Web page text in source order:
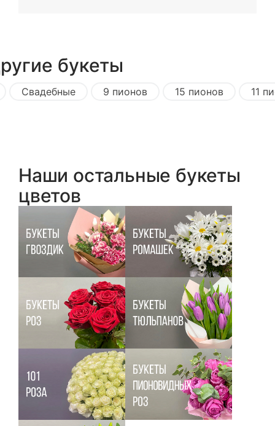
букеты
Свадебные 9 пионов 15 пионов 11
Наши остальные букеты
цветов